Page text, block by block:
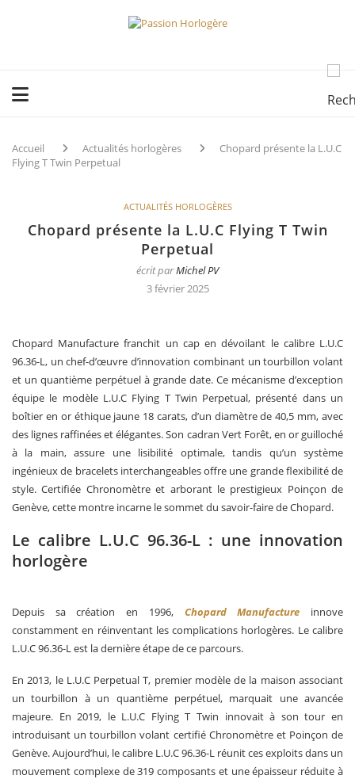
Accueil Actualités horlogères
Chopard présente la L.U.C
Flying T Twin Perpetual
ACTUALITÉS HORLOGÈRES
Chopard présente la L.U.C Flying T Twin
Perpetual
écrit parMichel PV
3 février 2025
Chopard Manufacture franchit un cap en dévoilant le calibre L.U.C
96.36-L, un chef-d’œuvre d’innovation combinant un tourbillon volant
et un quantième perpétuel à grande date. Ce mécanisme d’exception
équipe le modèle L.U.C Flying T Twin Perpetual, présenté dans un
boîtier en or éthique jaune 18 carats, d’un diamètre de 40,5 mm, avec
des lignes raffinées et élégantes. Son cadran Vert Forêt, en or guilloché
à la main, assure une lisibilité optimale, tandis qu’un système
ingénieux de bracelets interchangeables offre une grande flexibilité de
style. Certifiée Chronomètre et arborant le prestigieux Poinçon de
Genève, cette montre incarne le sommet du savoir-faire de Chopard.
Le calibre L.U.C 96.36-L : une innovation
horlogère
Depuis sa création en 1996, Chopard Manufacture innove
constamment en réinventant les complications horlogères. Le calibre
L.U.C 96.36-L est la dernière étape de ce parcours.
En 2013, le L.U.C Perpetual T, premier modèle de la maison associant
un tourbillon à un quantième perpétuel, marquait une avancée
majeure. En 2019, le L.U.C Flying T Twin innovait à son tour en
introduisant un tourbillon volant certifié Chronomètre et Poinçon de
Genève. Aujourd’hui, le calibre L.U.C 96.36-L réunit ces exploits dans un
mouvement complexe de 319 composants et une épaisseur réduite à